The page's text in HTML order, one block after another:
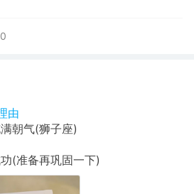
0
由
朝气(狮子座)
(准备再巩固一下)